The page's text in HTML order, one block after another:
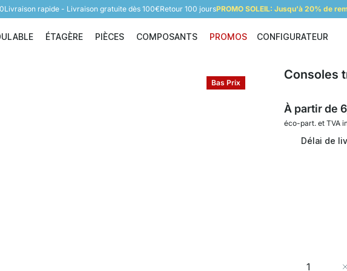
Livraison rapide - Livraison gratuite dès 100€Retour 100 joursPROMO SOLEIL: Jusqu'à 20% de
Étagère modulable
ÉTAGÈRE
Étagère
PIÈCES
Pièces
COMPOSANTS
Composants
PROMOS CONFIGURATEUR
Bas Prix
Consoles
À partir de
éco-part. etTVA
Délai de
Quantité